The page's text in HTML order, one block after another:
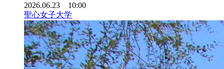
2026.06.23 10:00
聖心女子大学